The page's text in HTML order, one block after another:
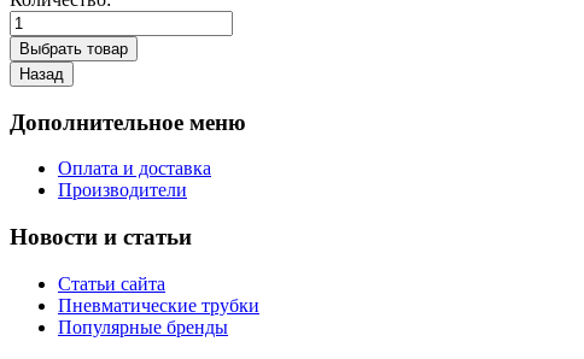
Дополнительное меню
Оплата и доставка
Производители
Новости и статьи
Статьи сайта
Пневматические трубки
Популярные бренды